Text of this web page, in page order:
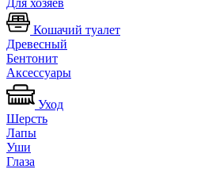
Для хозяев
Кошачий туалет
Древесный
Бентонит
Аксессуары
Уход
Шерсть
Лапы
Уши
Глаза